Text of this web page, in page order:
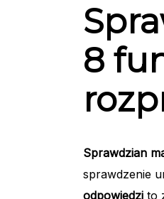
8
Sprawdzian
sprawdzenie
odpowiedzi to